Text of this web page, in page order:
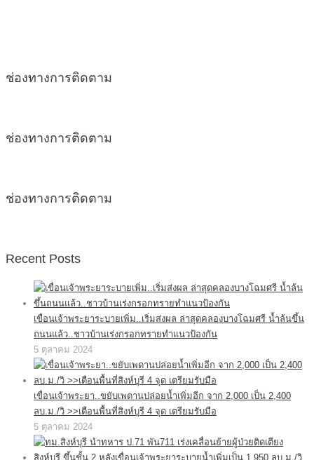
ช่องทางการติดตาม
ช่องทางการติดตาม
ช่องทางการติดตาม
Recent Posts
เขื่อนเจ้าพระยาระบายเพิ่ม..เริ่มส่งผล ล่าสุดคลองบางโฉมศรี น้ำล้นขึ้น
ถนนแล้ว..ชาวบ้านเร่งกรอกทรายทำแนวป้องกัน
5 ตุลาคม 2024
เขื่อนเจ้าพระยา..ขยับเพดานปล่อยน้ำเพิ่มอีก จาก 2,000 เป็น 2,400
ลบ.ม./วิ >>เตือนพื้นที่สิงห์บุรี 4 จุด เตรียมรับมือ
5 ตุลาคม 2024